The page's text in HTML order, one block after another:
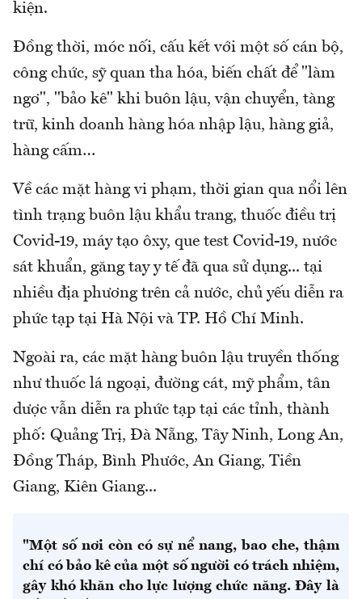
kiện.
Đồng thời, móc nối, cấu kết với một số cán bộ,
công chức, sỹ quan tha hóa, biến chất để "làm
ngơ", "bảo kê" khi buôn lậu, vận chuyển, tàng
trữ, kinh doanh hàng hóa nhập lậu, hàng giả,
hàng cấm…
Về các mặt hàng vi phạm, thời gian qua nổi lên
tình trạng buôn lậu khẩu trang, thuốc điều trị
Covid-19, máy tạo ôxy, que test Covid-19, nước
sát khuẩn, găng tay y tế đã qua sử dụng... tại
nhiều địa phương trên cả nước, chủ yếu diễn ra
phức tạp tại Hà Nội và TP. Hồ Chí Minh.
Ngoài ra, các mặt hàng buôn lậu truyền thống
như thuốc lá ngoại, đường cát, mỹ phẩm, tân
dược vẫn diễn ra phức tạp tại các tỉnh, thành
phố: Quảng Trị, Đà Nẵng, Tây Ninh, Long An,
Đồng Tháp, Bình Phước, An Giang, Tiền
Giang, Kiên Giang...
"Một số nơi còn có sự nể nang, bao che, thậm
chí có bảo kê của một số người có trách nhiệm,
gây khó khăn cho lực lượng chức năng. Đây là